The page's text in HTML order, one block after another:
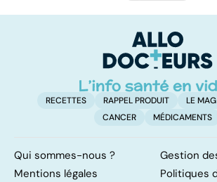
RECETTES RAPPEL PRODUIT
LE
CANCER
MÉDICAMENTS
Qui sommes-nous ?
Gestion
Mentions légales
Politiques